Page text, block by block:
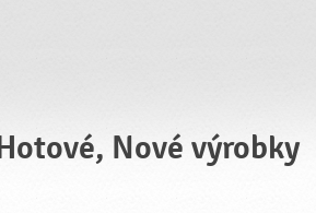
Nové výrobky